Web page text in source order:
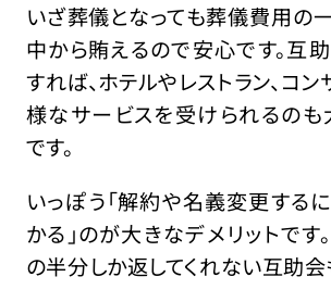
いざ葬儀となっても葬儀費用の
中から賄えるので安心です。互
すれば、ホテルやレストラン、コ
様なサービスを受けられるのも
です。
いっぽう「解約や名義変更する
かる」のが大きなデメリットで
の半分しか返してくれない互助会